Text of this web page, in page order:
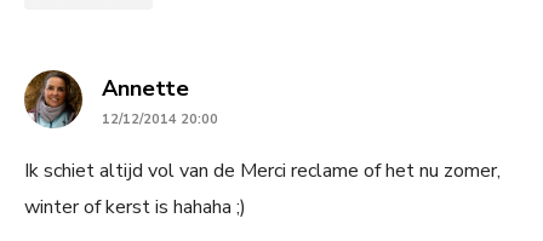
Annettesays:
12/12/2014 20:00
Ik schiet altijd vol van de Merci reclame of het nu zomer,
winter of kerst is hahaha ;)